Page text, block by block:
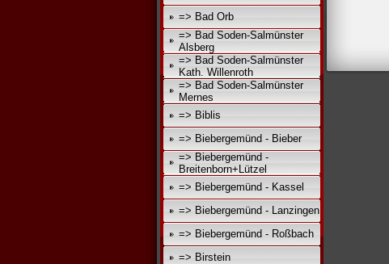
=> Bad Orb
=> Bad Soden-Salmünster
Alsberg
=> Bad Soden-Salmünster
Kath. Willenroth
=> Bad Soden-Salmünster
Mernes
=> Biblis
=> Biebergemünd - Bieber
=> Biebergemünd -
Breitenborn+Lützel
=> Biebergemünd - Kassel
=> Biebergemünd - Lanzingen
=> Biebergemünd - Roßbach
=> Birstein